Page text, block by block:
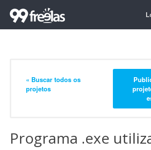
« Buscar todos os
projetos
Programa .exe